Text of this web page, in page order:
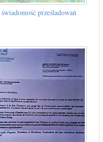
prześladowań